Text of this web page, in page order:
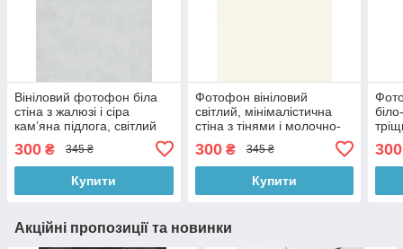
Вініловий фотофон біла
стіна з жалюзі і сіра
кам’яна підлога, світлий
мінімалізм, фон для фото
60×90 см, №57208
300 ₴ 345 ₴
Купити
Фотофон вініловий
світлий, мінімалістична
стіна з тінями і молочно-
фото 60×90 см, №57257
300₴ 345 ₴
Купити
для
300
Акційні пропозиції та новинки